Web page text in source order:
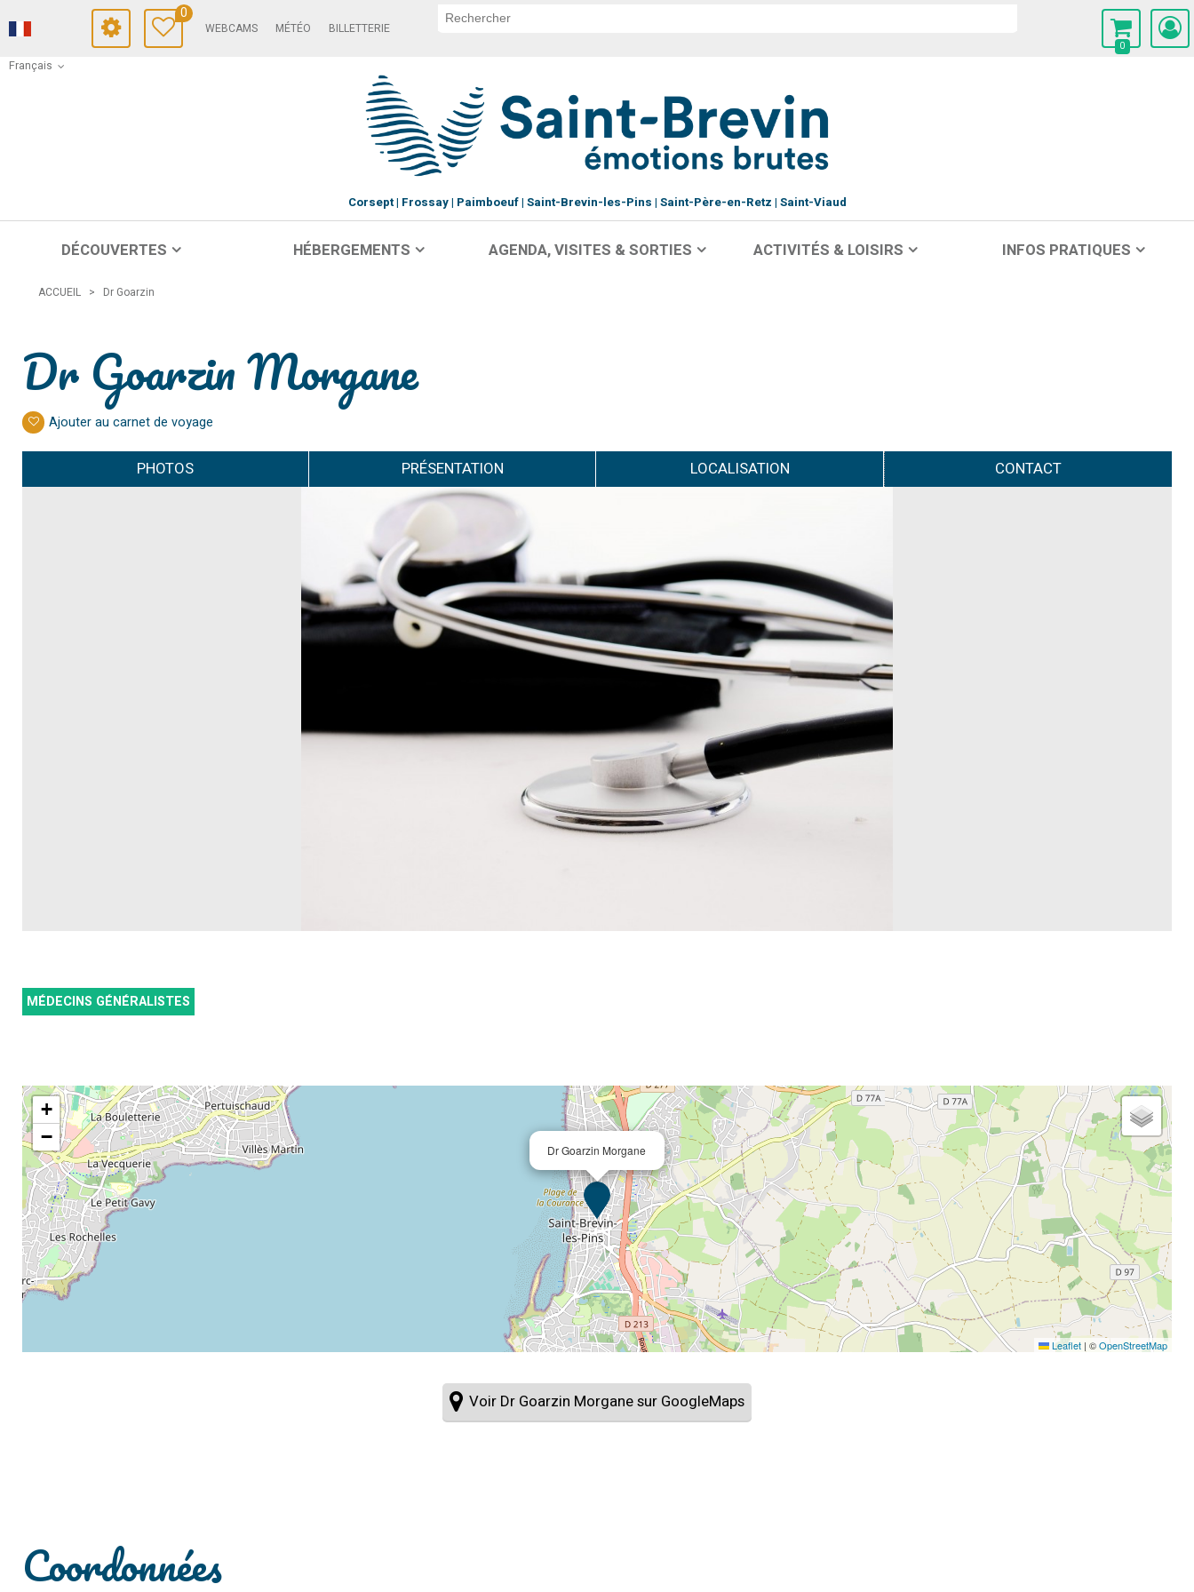
Français
0
WEBCAMS MÉTÉO BILLETTERIE
0
Corsept Frossay Paimboeuf Saint-Brevin-les-Pins Saint-Père-en-Retz Saint-Viaud
DÉCOUVERTES HÉBERGEMENTS AGENDA, VISITES & SORTIES ACTIVITÉS & LOISIRS INFOS PRATIQUES
ACCUEIL > Dr Goarzin
Dr Goarzin Morgane
Ajouter au carnet de voyage
PHOTOS PRÉSENTATION LOCALISATION CONTACT
MÉDECINS GÉNÉRALISTES
Dr Goarzin Morgane
+
−
Leaflet | ©OpenStreetMap
Voir Dr Goarzin Morgane sur GoogleMaps
Coordonnées